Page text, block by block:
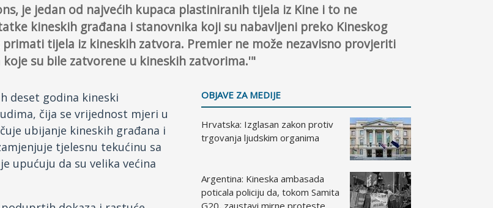
je jedan od najvećih kupaca plastiniranih tijela iz Kine i to ne
kineskih građana i stanovnika koji su nabavljeni preko Kineskog
tijela iz kineskih zatvora. Premier ne može nezavisno provjeriti
su bile zatvorene u kineskih zatvorima.'"
deset godina kineski
čija se vrijednost mjeri u
ubijanje kineskih građana i
tjelesnu tekućinu sa
upućuju da su velika većina
OBJAVE ZA MEDIJE
Hrvatska: Izglasan zakon protiv
trgovanja ljudskim organima
Argentina: Kineska ambasada
poticala policiju da, tokom Samita
G20, zaustavi mirne proteste